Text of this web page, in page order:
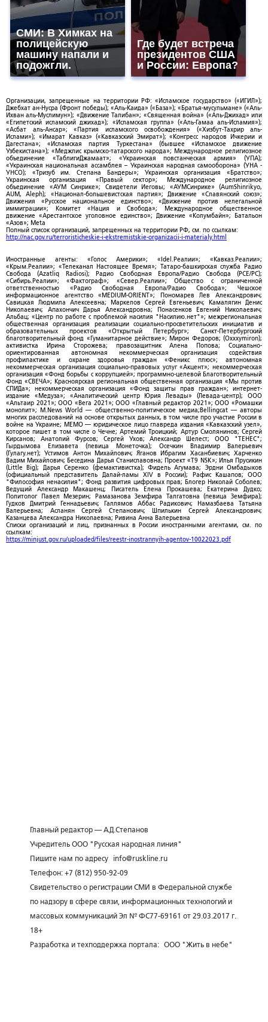
СМИ: В Химках на
полицейскую
машину напали и
подожгли.
Где будет встреча
президентов США
и России: Европа?
Организации, запрещенные на территории РФ: «Исламское государство» («ИГИЛ»);
Джебхат ан-Нусра (Фронт победы); «Аль-Каида» («База»); «Братья-мусульмане» («Аль-
Ихван аль-Муслимун»); «Движение Талибан»; «Священная война» («Аль-Джихад» или
«Египетский исламский джихад»); «Исламская группа» («Аль-Гамаа аль-Исламия»);
«Асбат аль-Ансар»; «Партия исламского освобождения» («Хизбут-Тахрир аль-
Ислами»); «Имарат Кавказ» («Кавказский Эмират»); «Конгресс народов Ичкерии и
Дагестана»; «Исламская партия Туркестана» (бывшее «Исламское движение
Узбекистана»); «Меджлис крымско-татарского народа»; Международное религиозное
объединение «ТаблигиДжамаат»; «Украинская повстанческая армия» (УПА);
«Украинская национальная ассамблея – Украинская народная самооборона» (УНА -
УНСО); «Тризуб им. Степана Бандеры»; Украинская организация «Братство»;
Украинская организация «Правый сектор»; Международное религиозное
объединение «АУМ Синрике»; Свидетели Иеговы; «АУМСинрике» (AumShinrikyo,
AUM, Aleph); «Национал-большевистская партия»; Движение «Славянский союз»;
Движения «Русское национальное единство»; «Движение против нелегальной
иммиграции»; Комитет «Нация и Свобода»; Международное общественное
движение «Арестантское уголовное единство»; Движение «Колумбайн»; Батальон
«Азов»; Meta
Полный список организаций, запрещенных на территории РФ, см. по ссылкам:
http://nac.gov.ru/terroristicheskie-i-ekstremistskie-organizacii-i-materialy.html
Иностранные агенты: «Голос Америки»; «Idel.Реалии»; «Кавказ.Реалии»;
«Крым.Реалии»; «Телеканал Настоящее Время»; Татаро-башкирская служба Радио
Свобода (Azatliq Radiosi); Радио Свободная Европа/Радио Свобода (PCE/PC);
«Сибирь.Реалии»; «Фактограф»; «Север.Реалии»; Общество с ограниченной
ответственностью «Радио Свободная Европа/Радио Свобода»; Чешское
информационное агентство «MEDIUM-ORIENT»; Пономарев Лев Александрович;
Савицкая Людмила Алексеевна; Маркелов Сергей Евгеньевич; Камалягин Денис
Николаевич; Апахончич Дарья Александровна; Понасенков Евгений Николаевич;
Альбац; «Центр по работе с проблемой насилия "Насилию.нет"»; межрегиональная
общественная организация реализации социально-просветительских инициатив и
образовательных проектов «Открытый Петербург»; Санкт-Петербургский
благотворительный фонд «Гуманитарное действие»; Мирон Федоров; (Oxxxymiron);
активистка Ирина Сторожева; правозащитник Алена Попова; Социально-
ориентированная автономная некоммерческая организация содействия
профилактике и охране здоровья граждан «Феникс плюс»; автономная
некоммерческая организация социально-правовых услуг «Акцент»; некоммерческая
организация «Фонд борьбы с коррупцией»; программно-целевой Благотворительный
Фонд «СВЕЧА»; Красноярская региональная общественная организация «Мы против
СПИДа»; некоммерческая организация «Фонд защиты прав граждан»; интернет-
издание «Медуза»; «Аналитический центр Юрия Левады» (Левада-центр); ООО
«Альтаир 2021»; ООО «Вега 2021»; ООО «Главный редактор 2021»; ООО «Ромашки
монолит»; M.News World — общественно-политическое медиа;Bellingcat — авторы
многих расследований на основе открытых данных, в том числе про участие России в
войне на Украине; МЕМО — юридическое лицо главреда издания «Кавказский узел»,
которое пишет в том числе о Чечне; Артемий Троицкий; Артур Смолянинов; Сергей
Кирсанов; Анатолий Фурсов; Сергей Ухов; Александр Шелест; ООО "ТЕНЕС";
Гырдымова Елизавета (певица Монеточка); Осечкин Владимир Валерьевич
(Гулагу.нет); Устимов Антон Михайлович; Яганов Ибрагим Хасанбиевич; Харченко
Вадим Михайлович; Беседина Дарья Станиславовна; Проект «T9 NSK»; Илья Прусикин
(Little Big); Дарья Серенко (фемактивистка); Фидель Агумава; Эрдни Омбадыков
(официальный представитель Далай-ламы XIV в России); Рафис Кашапов; ООО
"Философия ненасилия"; Фонд развития цифровых прав; Блогер Николай Соболев;
Ведущий Александр Макашенц; Писатель Елена Прокашева; Екатерина Дудко;
Политолог Павел Мезерин; Рамазанова Земфира Талгатовна (певица Земфира);
Гудков Дмитрий Геннадьевич; Галлямов Аббас Радикович; Намазбаева Татьяна
Валерьевна; Асланян Сергей Степанович; Шпилькин Сергей Александрович;
Казанцева Александра Николаевна; Ривина Анна Валерьевна
Списки организаций и лиц, признанных в России иностранными агентами, см. по
ссылкам:
https://minjust.gov.ru/uploaded/files/reestr-inostrannyih-agentov-10022023.pdf
Главный редактор — А.Д.Степанов
Учредитель ООО "Русская народная линия"
Пишите нам по адресу
info@ruskline.ru
Телефон: +7 (812) 950-92-09
Свидетельство о регистрации СМИ в Федеральной службе
по надзору в сфере связи, информационных технологий и
массовых коммуникаций Эл № ФС77-69161 от 29.03.2017 г.
18+
Разработка и техподдержка портала: ООО "Жить в небе"